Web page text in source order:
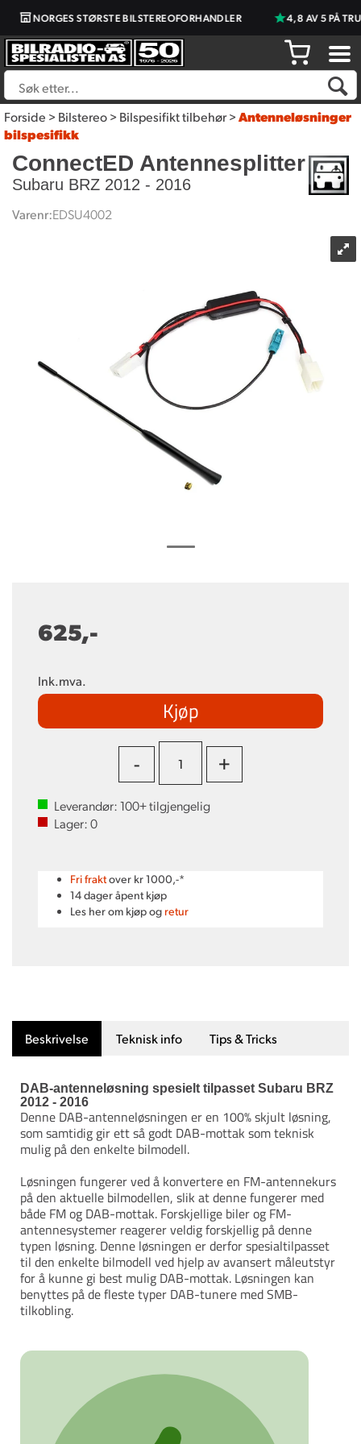
NORGES STØRSTE BILSTEREOFORHANDLER 4,8 AV 5 PÅ
Forside>Bilstereo>Bilspesifikt tilbehør>Antenneløsninger
bilspesifikk
ConnectED Antennesplitter
Subaru BRZ 2012 - 2016
Varenr:EDSU4002
625,-
Ink.mva.
Kjøp
- +
Leverandør:100+tilgjengelig
Lager:0
Fri fraktover kr 1000,-*
14 dager åpent kjøp
Les her om kjøp og retur
Beskrivelse Teknisk info Tips & Tricks
DAB-antenneløsning spesielt tilpasset Subaru BRZ
2012 - 2016
Denne DAB-antenneløsningen er en 100% skjult løsning,
som samtidig gir ett så godt DAB-mottak som teknisk
mulig på den enkelte bilmodell.
Løsningen fungerer ved å konvertere en FM-antennekurs
på den aktuelle bilmodellen, slik at denne fungerer med
både FM og DAB-mottak. Forskjellige biler og FM-
antennesystemer reagerer veldig forskjellig på denne
typen løsning. Denne løsningen er derfor spesialtilpasset
til den enkelte bilmodell ved hjelp av avansert måleutstyr
for å kunne gi best mulig DAB-mottak. Løsningen kan
benyttes på de fleste typer DAB-tunere med SMB-
tilkobling.